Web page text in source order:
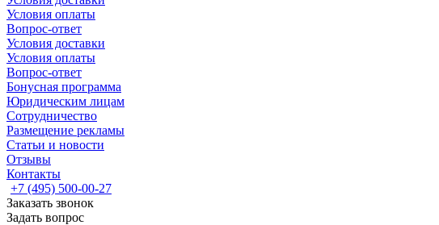
Условия оплаты
Вопрос-ответ
Условия доставки
Условия оплаты
Вопрос-ответ
Бонусная программа
Юридическим лицам
Сотрудничество
Размещение рекламы
Статьи и новости
Отзывы
Контакты
+7 (495) 500-00-27
Заказать звонок
Задать вопрос